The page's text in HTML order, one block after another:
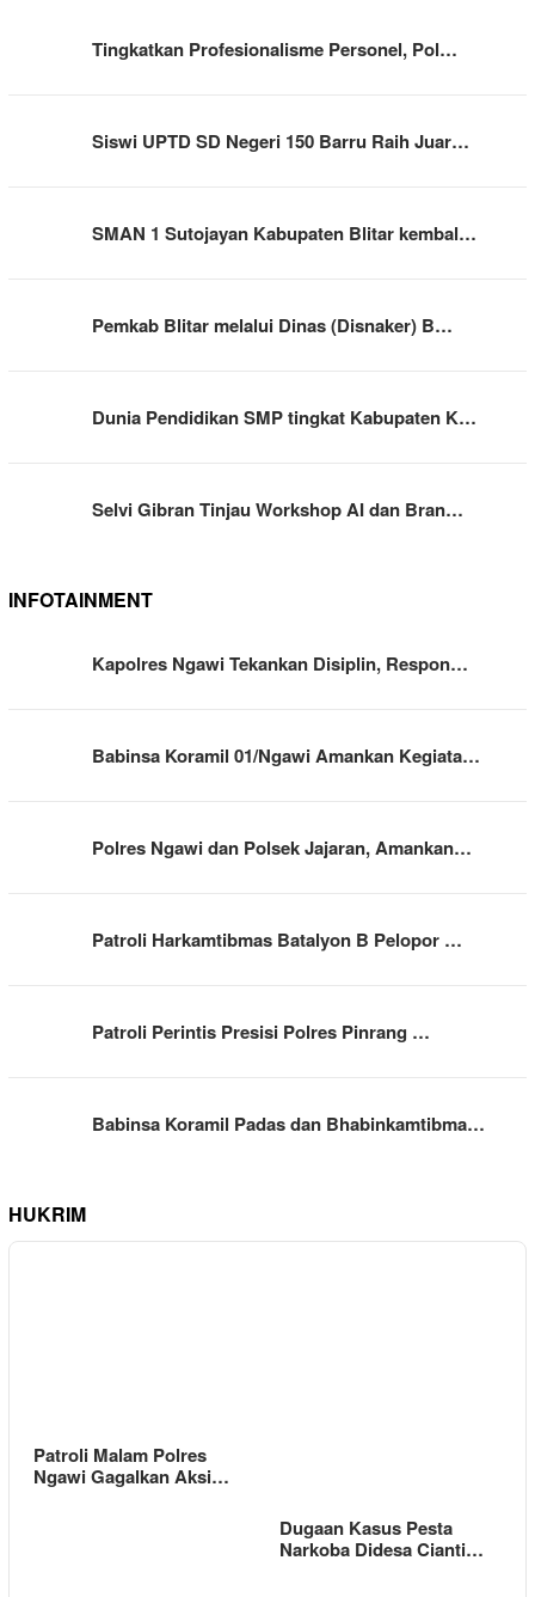
Tingkatkan Profesionalisme Personel, Pol…
Siswi UPTD SD Negeri 150 Barru Raih Juar…
SMAN 1 Sutojayan Kabupaten Blitar kembal…
Pemkab Blitar melalui Dinas (Disnaker) B…
Dunia Pendidikan SMP tingkat Kabupaten K…
Selvi Gibran Tinjau Workshop AI dan Bran…
INFOTAINMENT
Kapolres Ngawi Tekankan Disiplin, Respon…
Babinsa Koramil 01/Ngawi Amankan Kegiata…
Polres Ngawi dan Polsek Jajaran, Amankan…
Patroli Harkamtibmas Batalyon B Pelopor …
Patroli Perintis Presisi Polres Pinrang …
Babinsa Koramil Padas dan Bhabinkamtibma…
HUKRIM
Patroli Malam Polres
Ngawi Gagalkan Aksi…
Dugaan Kasus Pesta
Narkoba Didesa Cianti…